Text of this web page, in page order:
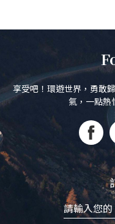
享受吧！環遊世界，勇敢
氣，一點熱